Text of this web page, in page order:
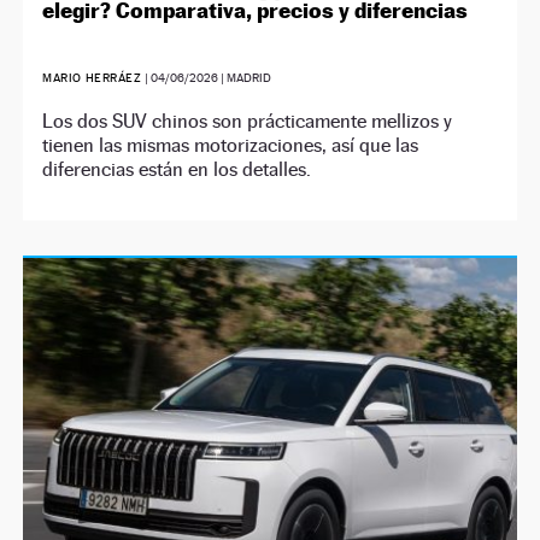
elegir? Comparativa, precios y diferencias
MARIO HERRÁEZ |04/06/2026 | MADRID
Los dos SUV chinos son prácticamente mellizos y
tienen las mismas motorizaciones, así que las
diferencias están en los detalles.